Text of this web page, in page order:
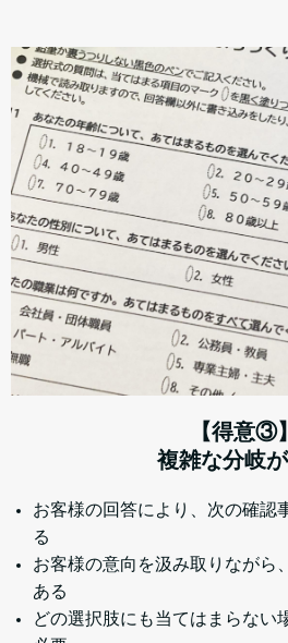
【得意③】
複雑な分岐
お客様の回答により、次の確認
る
お客様の意向を汲み取りながら
ある
どの選択肢にも当てはまらない